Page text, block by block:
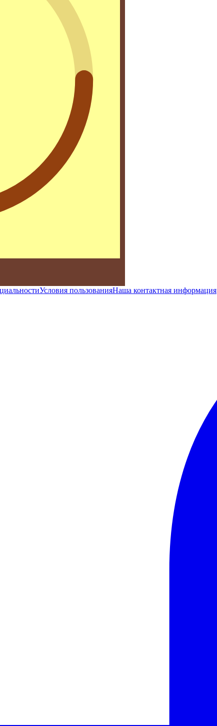
Условия пользованияНаша контактная информация